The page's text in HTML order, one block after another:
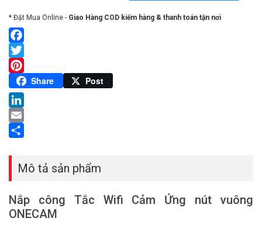
* Đặt Mua Online - Giao Hàng COD kiểm hàng & thanh toán tận nơi
Facebook
Twitter
Pinterest
Share Post
LinkedIn
Email
Mô tả sản phẩm
Nắp công Tắc Wifi Cảm Ứng nút vuông
ONECAM